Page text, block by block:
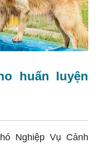
huấn luyện
Nghiệp Vụ Cảnh